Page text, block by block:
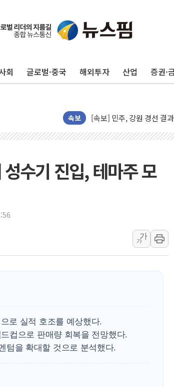
회 글로벌·중국 해외투자 산업 증권·
속보
인천서 말다툼 중 어머니
김민석, 강원·대구·경
[속보] 민주, 경북 경선 결
정재헌 CEO, SKT 장기
최태원, 노소영에 9440억
인천시 광복절 현수막 '태
병무청, 보충역 전면 손질
여야, 황희 '버스 하우스'
풀무원재단, '국제과학연
현대그린푸드 '텍사스로드
"AI가 먼저 알아채고 고
수기 진입, 테마주 모
가
가
로 실적 호조를 예상했다.
컵으로 판매량 회복을 전망했다.
텀을 확대할 것으로 분석했다.